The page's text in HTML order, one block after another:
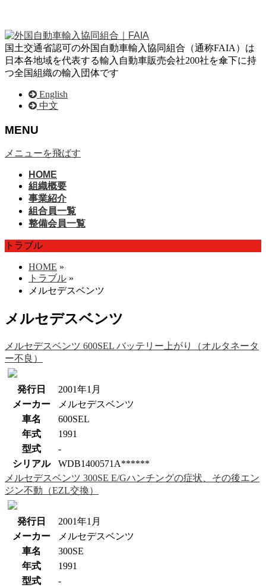
国土交通省認可の外国自動車輸入協同組合（通称FAIA）は
日本各地域を代表する輸入自動車販売会社200社を傘下に持
つ全国組織の輸入団体です
English
中文
MENU
メニューを飛ばす
HOME
組織概要
事業紹介
組合員一覧
整備会員一覧
トラブル
HOME »
トラブル »
メルセデスベンツ
メルセデスベンツ
メルセデスベンツ 600SEL バッテリー上がり（オルタネータ
ー不良）
発行日
2001年1月
メーカー
メルセデスベンツ
車名
600SEL
年式
1991
型式
-
シリアル
WDB1400571A******
メルセデスベンツ 300SE E/Gハンチングの症状、その後エン
ジン不動（EZL交換）
発行日
2001年1月
メーカー
メルセデスベンツ
車名
300SE
年式
1991
型式
-